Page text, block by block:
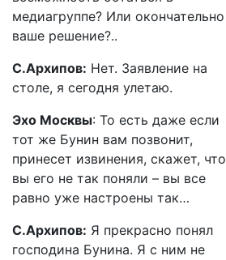
медиагруппе? Или окончательно
ваше решение?..
С.Архипов: Нет. Заявление на
столе, я сегодня улетаю.
Эхо Москвы: То есть даже если
тот же Бунин вам позвонит,
принесет извинения, скажет, что
вы его не так поняли – вы все
равно уже настроены так…
С.Архипов: Я прекрасно понял
господина Бунина. Я с ним не